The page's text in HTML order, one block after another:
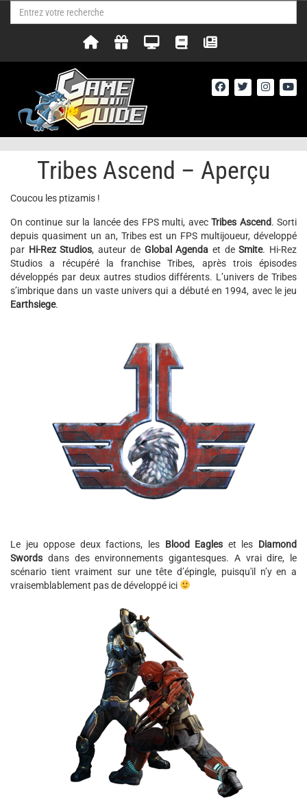
Tribes Ascend – Aperçu
Coucou les ptizamis !
On continue sur la lancée des FPS multi, avecTribes Ascend. Sorti
depuis quasiment un an, Tribes est un FPS multijoueur, développé
par Hi-Rez Studios, auteur de Global Agenda et deSmite. Hi-Rez
Studios a récupéré la franchise Tribes, après trois épisodes
développés par deux autres studios différents. L’univers de Tribes
s’imbrique dans un vaste univers qui a débuté en 1994, avec le jeu
Earthsiege.
Le jeu oppose deux factions, les Blood Eagles et les Diamond
Swords dans des environnements gigantesques. A vrai dire, le
scénario tient vraiment sur une tête d’épingle, puisqu'il n’y en a
vraisemblablement pas de développé ici